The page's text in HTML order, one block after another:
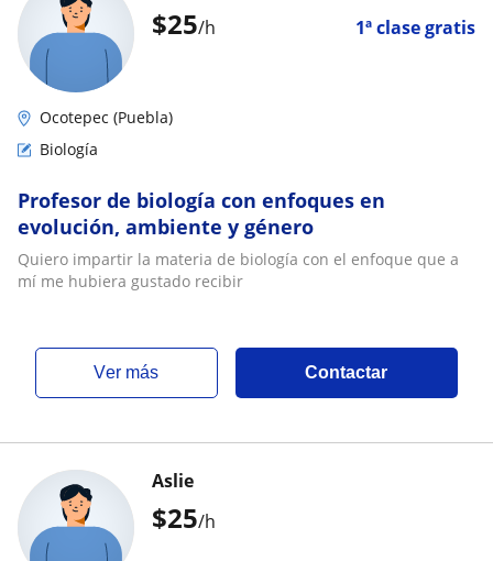
$25/h 1ª clase gratis
Ocotepec (Puebla)
Biología
Profesor de biología con enfoques en
evolución, ambiente y género
Quiero impartir la materia de biología con el enfoque que a
mí me hubiera gustado recibir
ver más Contactar
$25/h
Aslie